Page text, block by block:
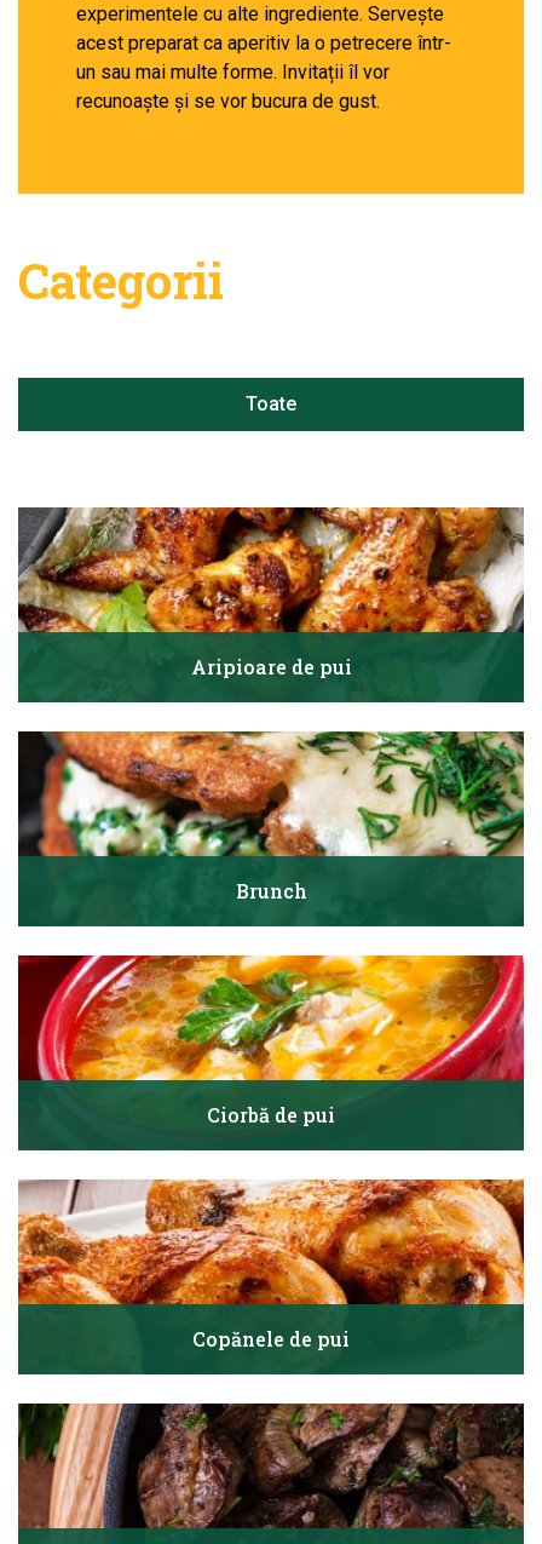
experimentele cu alte ingrediente. Servește
acest preparat ca aperitiv la o petrecere într-
un sau mai multe forme. Invitații îl vor
recunoaște și se vor bucura de gust.
Categorii
Toate
Aripioare de pui
Brunch
Ciorbă de pui
Copănele de pui